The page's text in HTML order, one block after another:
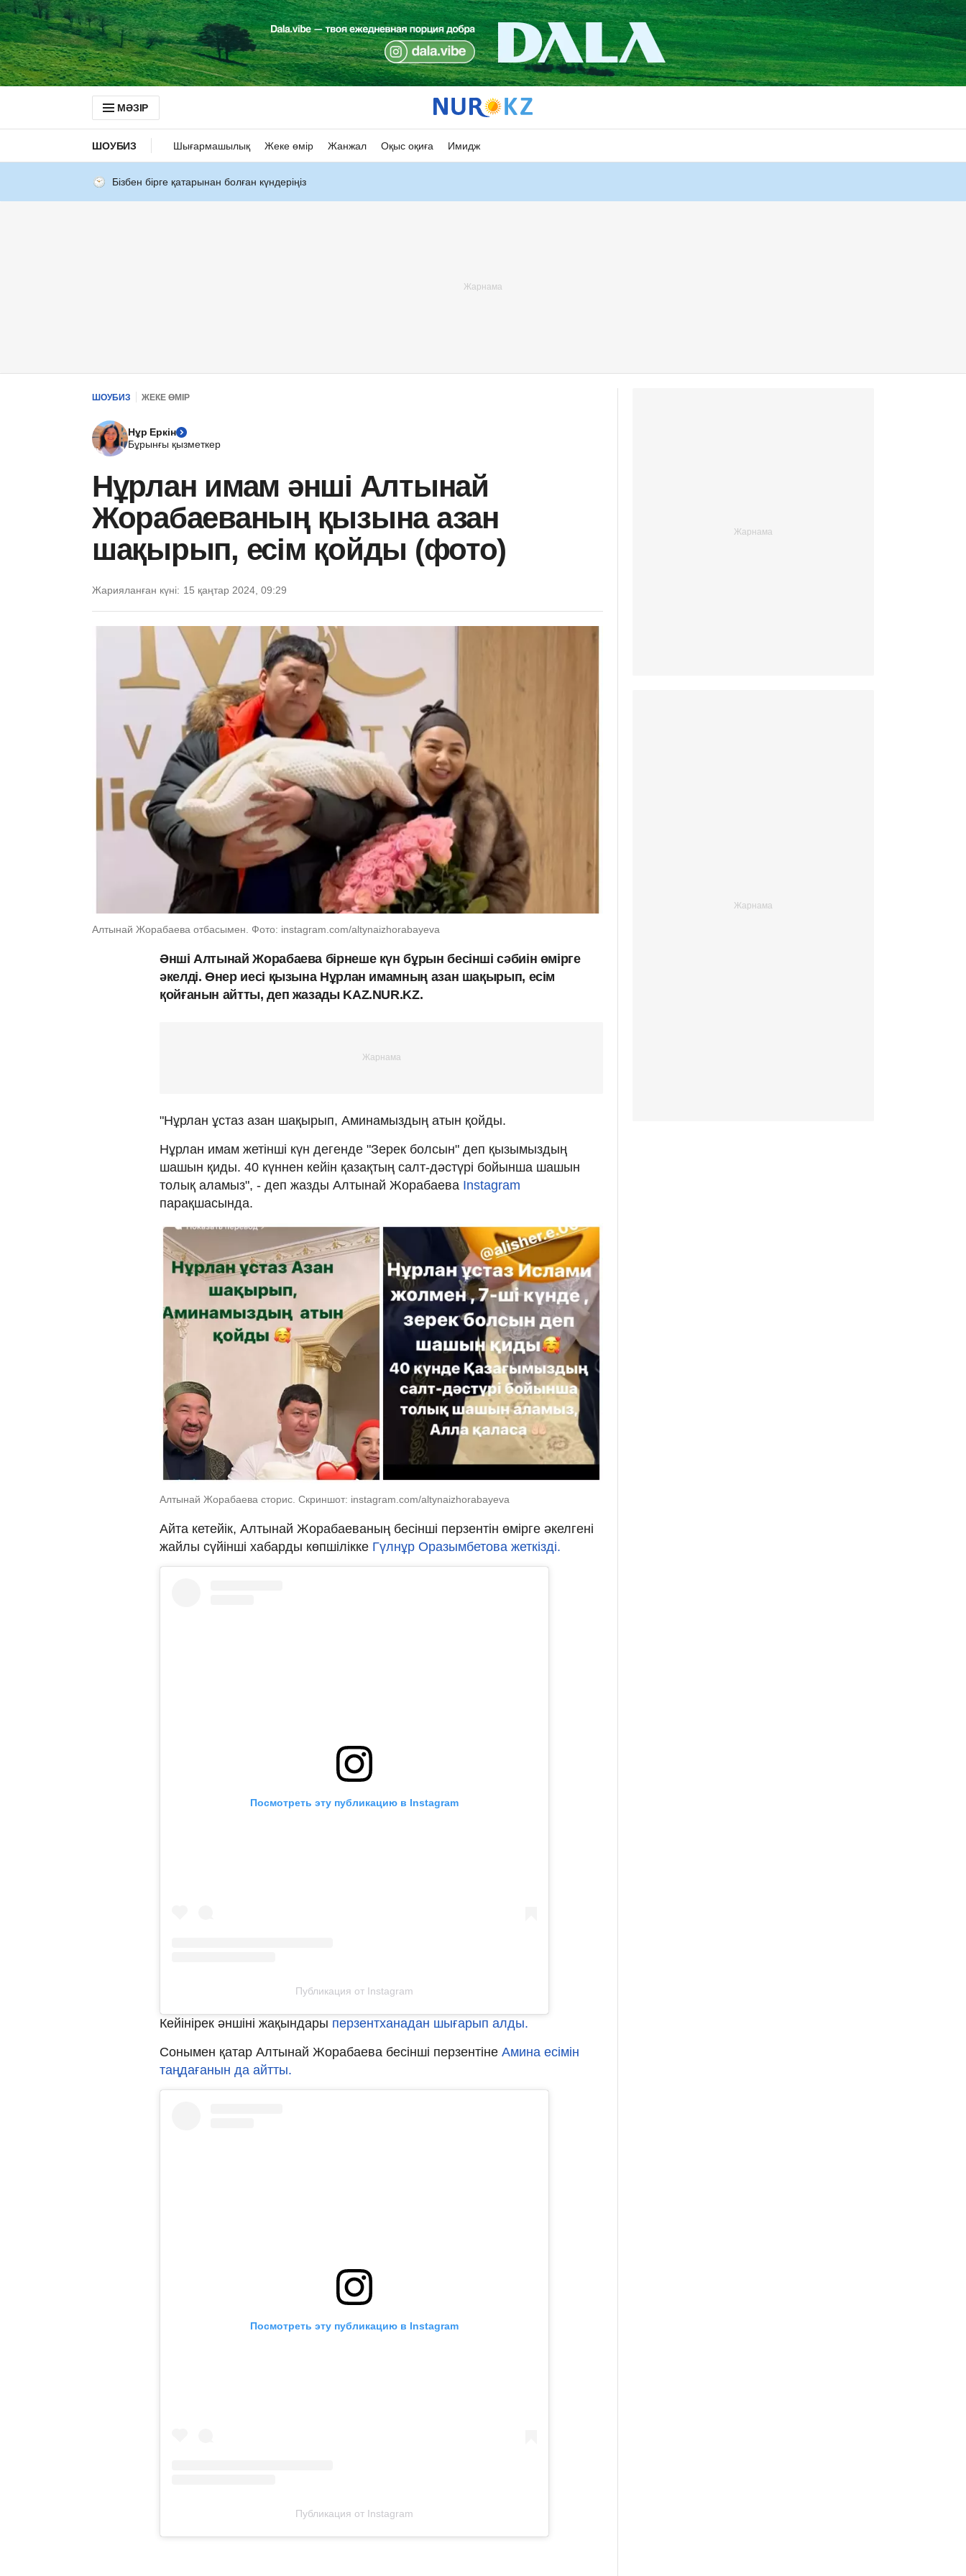
МӘЗІР
ШОУБИЗ Шығармашылық Жеке өмір Жанжал Оқыс оқиға Имидж
Бізбен бірге қатарынан болған күндеріңіз
ШОУБИЗ ЖЕКЕ ӨМІР
Нұр Еркін
Бұрынғы қызметкер
Нұрлан имам әнші Алтынай
Жорабаеваның қызына азан
шақырып, есім қойды (фото)
Жарияланған күні: 15 қаңтар 2024, 09:29
Алтынай Жорабаева отбасымен. Фото: instagram.com/altynaizhorabayeva
Әнші Алтынай Жорабаева бірнеше күн бұрын бесінші сәбиін өмірге
әкелді. Өнер иесі қызына Нұрлан имамның азан шақырып, есім
қойғанын айтты, деп жазады KAZ.NUR.KZ.
"Нұрлан ұстаз азан шақырып, Аминамыздың атын қойды.
Нұрлан имам жетінші күн дегенде "Зерек болсын" деп қызымыздың
шашын қиды. 40 күннен кейін қазақтың салт-дәстүрі бойынша шашын
толық аламыз", - деп жазды Алтынай Жорабаева Instagram
парақшасында.
Алтынай Жорабаева сторис. Скриншот: instagram.com/altynaizhorabayeva
Айта кетейік, Алтынай Жорабаеваның бесінші перзентін өмірге әкелгені
жайлы сүйінші хабарды көпшілікке Гүлнұр Оразымбетова жеткізді.
Посмотреть эту публикацию в Instagram
Публикация от Instagram
Кейінірек әншіні жақындары перзентханадан шығарып алды.
Сонымен қатар Алтынай Жорабаева бесінші перзентіне Амина есімін
таңдағанын да айтты.
Посмотреть эту публикацию в Instagram
Публикация от Instagram